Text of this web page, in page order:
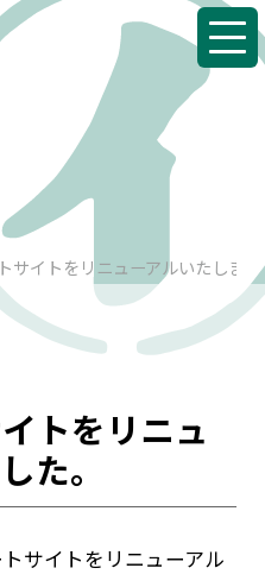
ご案内
受け入れについ
トします。
サイトをリニューアルいたしま
トをリニュ
た。
サイトをリニューアル